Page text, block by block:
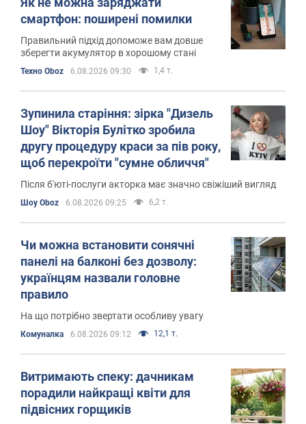
смартфон: поширені помилки
Правильний підхід допоможе вам довше
зберегти акумулятор в хорошому стані
Техно Oboz 6.08.2026 09:30 1,4 т.
Зупинила старіння: зірка "Дизель
Шоу" Вікторія Булітко зробила
другу процедуру краси за пів року,
щоб перекроїти "сумне обличчя"
Після б'юті-послуги акторка має значно свіжіший вигляд
Шоу Oboz 6.08.2026 09:25 6,2 т.
Чи можна встановити сонячні
панелі на балконі без дозволу:
українцям назвали головне
правило
На що потрібно звертати особливу увагу
Комуналка 6.08.2026 09:12 12,1 т.
Витримають спеку: дачникам
порадили найкращі квіти для
підвісних горщиків